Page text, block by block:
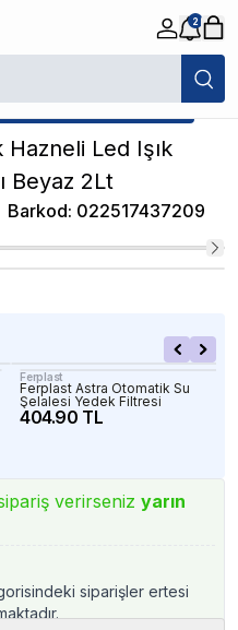
2
Çelik Hazneli Led Işık Otomatik Kedi
Catit yetkili satıcısıdır.
Led Işık
Beyaz 2Lt
Barkod: 022517437209
Ferplast
Ferplast Astra Otomatik Su
Şelalesi Yedek Filtresi
404.90 TL
verirseniz yarın
siparişler ertesi